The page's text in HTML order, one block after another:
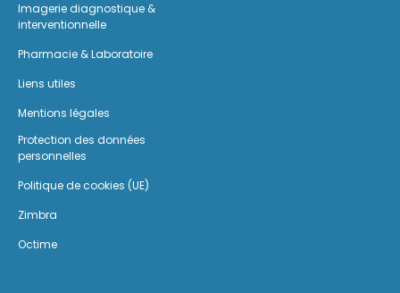
Imagerie diagnostique &
interventionnelle
Pharmacie & Laboratoire
Liens utiles
Mentions légales
Protection des données
personnelles
Politique de cookies (UE)
Zimbra
Octime